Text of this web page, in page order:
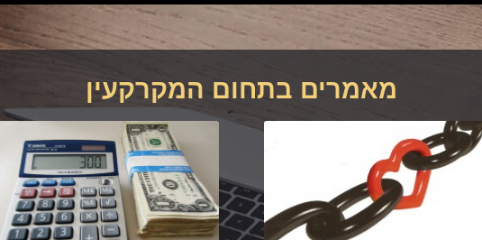
מאמרים בתחום המקרקעין